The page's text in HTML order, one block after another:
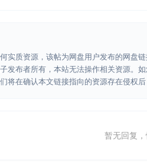
实质资源，该帖为网盘用户发布的网盘
发布者所有，本站无法操作相关资源。
将在确认本文链接指向的资源存在侵权后
暂无回复